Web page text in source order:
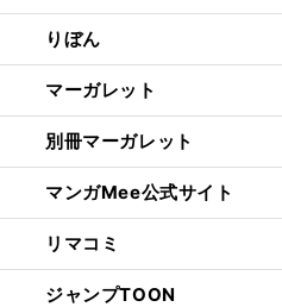
りぼん
マーガレット
別冊マーガレット
マンガMee公式サイト
リマコミ
ジャンプTOON